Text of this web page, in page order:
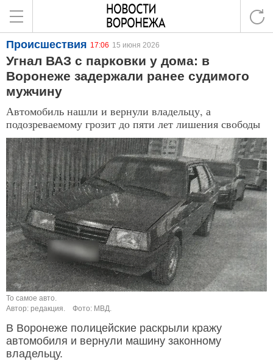
Происшествия 17:06 15 июня 2026
Угнал ВАЗ с парковки у дома: в
Воронеже задержали ранее судимого
мужчину
Автомобиль нашли и вернули владельцу, а
подозреваемому грозит до пяти лет лишения свободы
То самое авто.
Автор: редакция.
Фото: МВД.
В Воронеже полицейские раскрыли кражу
автомобиля и вернули машину законному
владельцу.